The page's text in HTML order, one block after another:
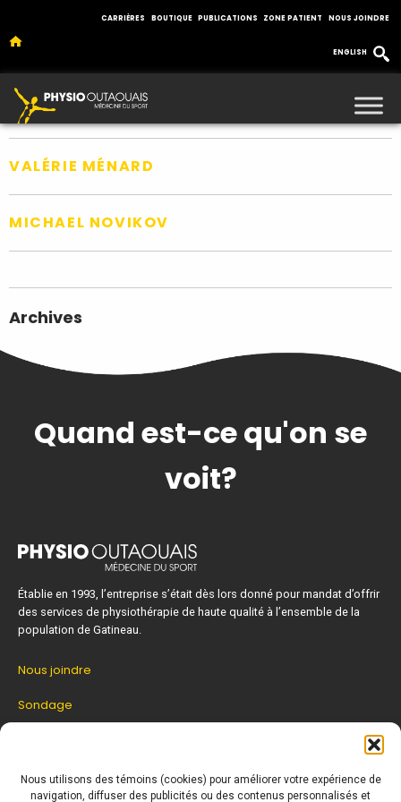
Nous utilisons des témoins (cookies) pour améliorer votre expérience de
navigation, diffuser des publicités ou des contenus personnalisés et
CARRIÈRES BOUTIQUE PUBLICATIONS ZONE PATIENT NOUS JOINDRE
ENGLISH
Cliniques :Clinique Buckingham
MAXIME HURTUBISE
VALÉRIE MÉNARD
MICHAEL NOVIKOV
Archives
Quand est-ce qu'on se
voit?
Établie en 1993, l’entreprise s’était dès lors donné pour mandat d’offrir
des services de physiothérapie de haute qualité à l’ensemble de la
population de Gatineau.
Nous joindre
Sondage